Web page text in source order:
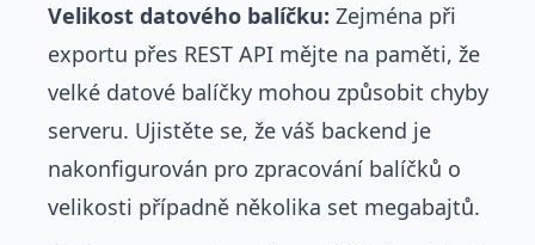
Velikost datového balíčku: Zejména při
exportu přes REST API mějte na paměti, že
velké datové balíčky mohou způsobit chyby
serveru. Ujistěte se, že váš backend je
nakonfigurován pro zpracování balíčků o
velikosti případně několika set megabajtů.